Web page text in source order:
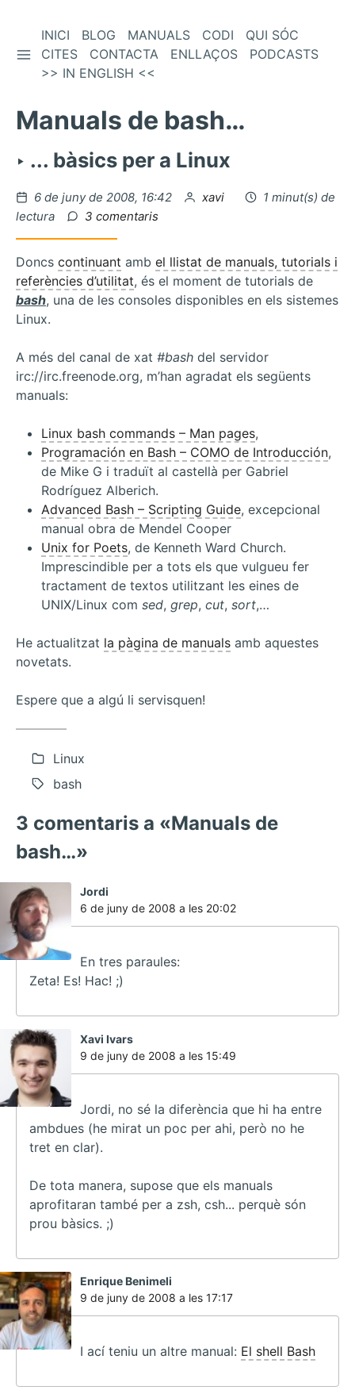
contingut
BARRA LATERAL
INICI BLOG MANUALS CODI
QUI SÓC
CITES
CONTACTA ENLLAÇOS
PODCASTS
>> IN ENGLISH <<
Manuals de bash…
‣ ... bàsics per a Linux
Publicat
el
6 de juny de 2008, 16:42 per
xavi
1 minut(s) de
lectura
3 comentaris
bash…
Doncs continuant amb el llistat de manuals, tutorials i
referències d’utilitat, és el moment de tutorials de
bash, una de les consoles disponibles en els sistemes
Linux.
A més del canal de xat #bash del servidor
irc://irc.freenode.org, m’han agradat els següents
manuals:
Linux bash commands – Man pages,
Programación en Bash – COMO de Introducción,
de Mike G i traduït al castellà per Gabriel
Rodríguez Alberich.
Advanced Bash – Scripting Guide, excepcional
manual obra de Mendel Cooper
Unix for Poets, de Kenneth Ward Church.
Imprescindible per a tots els que vulgueu fer
tractament de textos utilitzant les eines de
UNIX/Linux com sed, grep, cut, sort,…
He actualitzat la pàgina de manuals amb aquestes
novetats.
Espere que a algú li servisquen!
Linux
bash
3 comentaris a «Manuals de
bash…»
Jordiha
dit:
6 de juny de 2008 a les 20:02
En tres paraules:
Zeta! Es! Hac! ;)
Xavi Ivarsha
dit:
9 de juny de 2008 a les 15:49
Jordi, no sé la diferència que hi ha entre
ambdues (he mirat un poc per ahi, però no he
tret en clar).
De tota manera, supose que els manuals
aprofitaran també per a zsh, csh... perquè són
prou bàsics. ;)
Enrique Benimeliha
dit:
9 de juny de 2008 a les 17:17
I ací teniu un altre manual: El shell Bash